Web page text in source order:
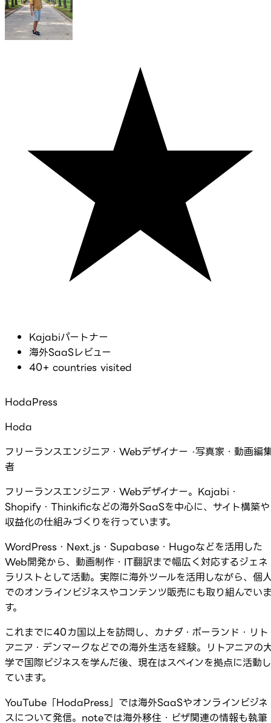
Kajabiパートナー
海外SaaSレビュー
40+ countries visited
HodaPress
Hoda
フリーランスエンジニア・Webデザイナー ·写真家・動画編
者
フリーランスエンジニア・Webデザイナー。Kajabi・
Shopify・Thinkificなどの海外SaaSを中心に、サイト構築や
収益化の仕組みづくりを行っています。
WordPress・Next.js・Supabase・Hugoなどを活用した
Web開発から、動画制作・IT翻訳まで幅広く対応するジェネ
ラリストとして活動。実際に海外ツールを活用しながら、個
でのオンラインビジネスやコンテンツ販売にも取り組んでい
す。
これまでに40カ国以上を訪問し、カナダ・ポーランド・リト
アニア・デンマークなどでの海外生活を経験。リトアニアの
学で国際ビジネスを学んだ後、現在はスペインを拠点に活動し
ています。
YouTube「HodaPress」では海外SaaSやオンラインビジネ
スについて発信。noteでは海外移住・ビザ関連の情報も執筆